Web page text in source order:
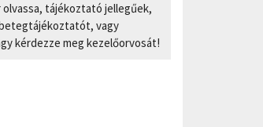
olvassa, tájékoztató jellegűek,
vagy
kérdezze meg kezelőorvosát!